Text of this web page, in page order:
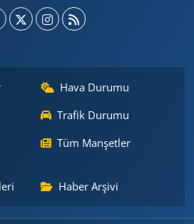
Hava Durumu
Trafik Durumu
Tüm Manşetler
Haber Arşivi